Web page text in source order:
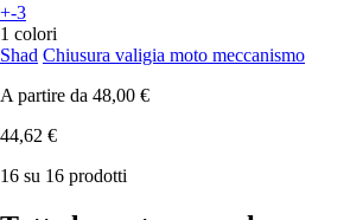
+-3
1 colori
Shad Chiusura valigia moto meccanismo
A partire da 48,00 €
44,62 €
16 su 16 prodotti